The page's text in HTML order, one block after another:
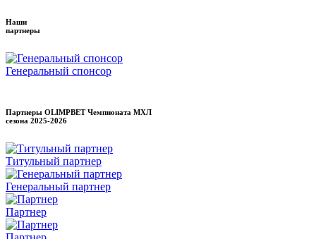
Наши
партнеры
Генеральный спонсор
Партнеры OLIMPBET Чемпионата МХЛ
сезона 2025-2026
Титульный партнер
Генеральный партнер
Партнер